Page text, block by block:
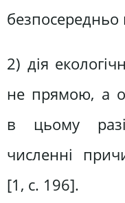
безпосередньо
2) дія
не прямою, а
в цьому
численні
[1, с. 196].